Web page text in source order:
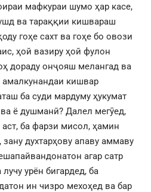
мафкураи шумо ҳар касе,
ва тараққии кишвараш
гоҳе сахт ва гоҳе бо овози
ҳой вазиру ҳой фулон
дораду онҷояш мелангад ва
кишвар
ба суди мардуму ҳукумат
ё душманӣ? Далел мегӯед,
ба фарзи мисол, ҳамин
зану духтарҳову апаву аммаву
агар сатр
урён бигардед, ба
ин чизро мехоҳед ва бар